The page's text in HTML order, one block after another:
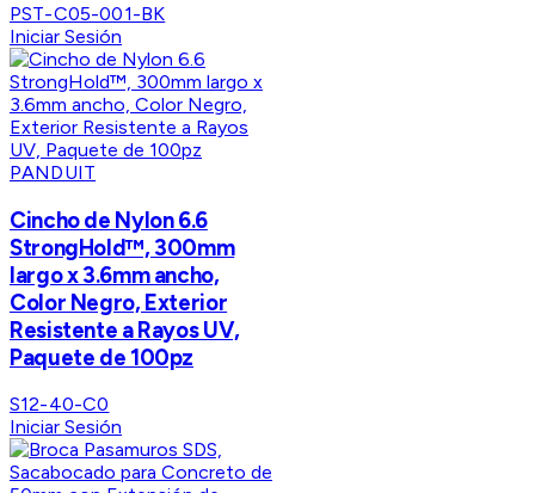
PST-C05-001-BK
Iniciar Sesión
PANDUIT
Cincho de Nylon 6.6
StrongHold™, 300mm
largo x 3.6mm ancho,
Color Negro, Exterior
Resistente a Rayos UV,
Paquete de 100pz
S12-40-C0
Iniciar Sesión